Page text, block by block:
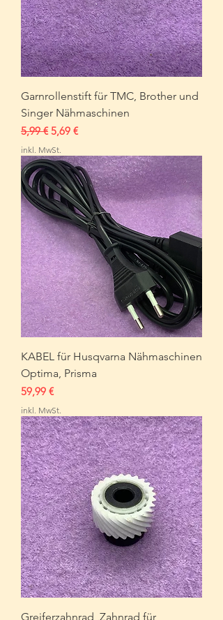
Garnrollenstift für TMC, Brother und
Singer Nähmaschinen
Standardpreis
5,99 € Sale-Preis
5,69 €
inkl. MwSt.
KABEL für Husqvarna Nähmaschinen
Optima, Prisma
Preis
59,99 €
inkl. MwSt.
Greiferzahnrad ,Zahnrad für